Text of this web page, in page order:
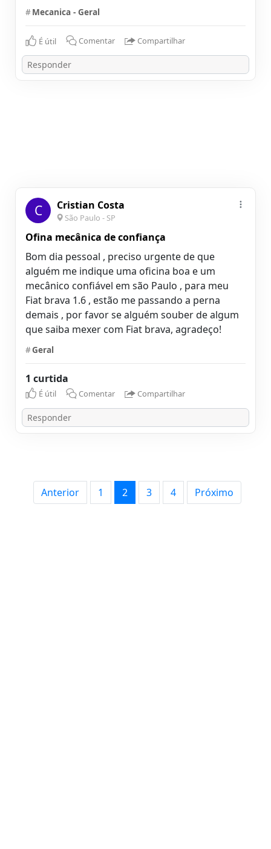
#Mecanica - Geral
É útil Comentar Compartilhar
C Cristian Costa
São Paulo - SP
Ofina mecânica de confiança
Bom dia pessoal , preciso urgente de que
alguém me indique uma oficina boa e um
mecânico confiável em são Paulo , para meu
Fiat brava 1.6 , estão me passando a perna
demais , por favor se alguém souber de algum
que saiba mexer com Fiat brava, agradeço!
#Geral
1 curtida
É útil Comentar Compartilhar
Anterior 1 2 3 4 Próximo